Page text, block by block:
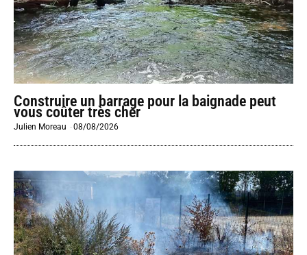
Construire un barrage pour la baignade peut
vous coûter très cher
Julien Moreau -08/08/2026